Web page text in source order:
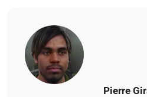
Pierre